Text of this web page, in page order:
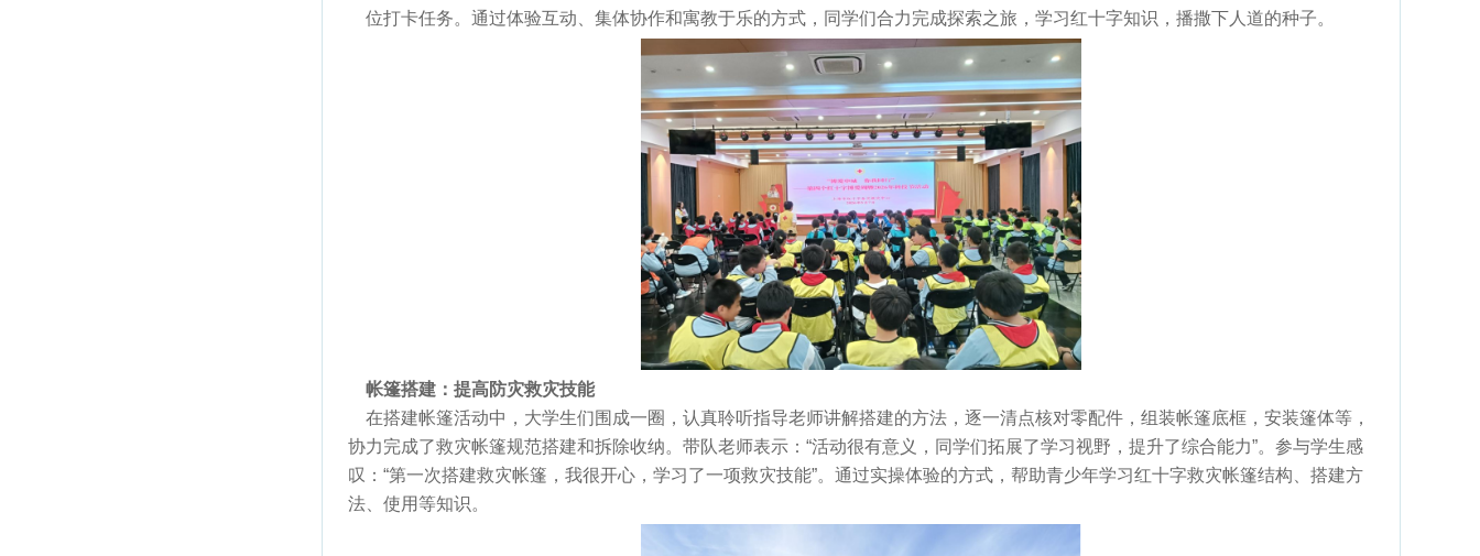
位打卡任务。通过体验互动、集体协作和寓教于乐的方式，同学们合力完成探索之旅，学习红十字知识，播撒下人道的种子。
帐篷搭建：提高防灾救灾技能
在搭建帐篷活动中，大学生们围成一圈，认真聆听指导老师讲解搭建的方法，逐一清点核对零配件，组装帐篷底框，安装篷体等，
协力完成了救灾帐篷规范搭建和拆除收纳。带队老师表示：“活动很有意义，同学们拓展了学习视野，提升了综合能力”。参与学生感
叹：“第一次搭建救灾帐篷，我很开心，学习了一项救灾技能”。通过实操体验的方式，帮助青少年学习红十字救灾帐篷结构、搭建方
法、使用等知识。